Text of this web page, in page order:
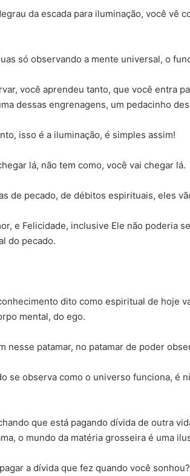
da escada para iluminação, você vê
só observando a mente universal, o
você aprendeu tanto, que você entra
dessas engrenagens, um pedacinho
isso é a iluminação, é simples assim!
lá, não tem como, você vai chegar lá.
de pecado, de débitos espirituais, eles
e Felicidade, inclusive Ele não poderia
do pecado.
dito como espiritual de hoje
mental, do ego.
nesse patamar, no patamar de poder
se observa como o universo funciona, é
que está pagando dívida de outra
o mundo da matéria grosseira é uma
a dívida que fez quando você